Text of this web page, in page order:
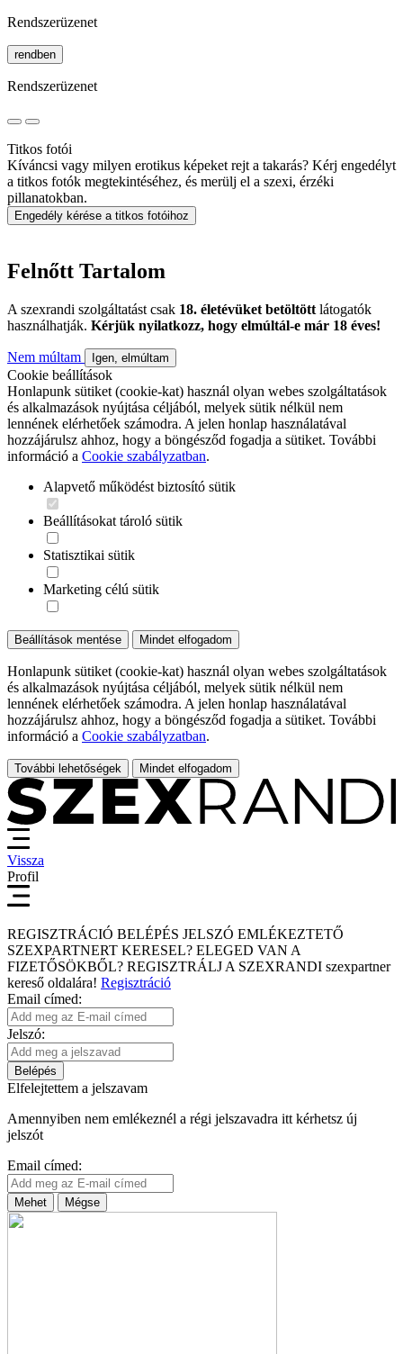
Rendszerüzenet
rendben
Rendszerüzenet
Titkos fotói
Kíváncsi vagy milyen erotikus képeket rejt a takarás? Kérj engedélyt
a titkos fotók megtekintéséhez, és merülj el a szexi, érzéki
pillanatokban.
Engedély kérése a titkos fotóihoz
Felnőtt Tartalom
A szexrandi szolgáltatást csak 18. életévüket betöltött látogatók
használhatják. Kérjük nyilatkozz, hogy elmúltál-e már 18 éves!
Nem múltam Igen, elmúltam
Cookie beállítások
Honlapunk sütiket (cookie-kat) használ olyan webes szolgáltatások
és alkalmazások nyújtása céljából, melyek sütik nélkül nem
lennének elérhetőek számodra. A jelen honlap használatával
hozzájárulsz ahhoz, hogy a böngésződ fogadja a sütiket. További
információ a Cookie szabályzatban.
Alapvető működést biztosító sütik
Beállításokat tároló sütik
Statisztikai sütik
Marketing célú sütik
Beállítások mentése Mindet elfogadom
Honlapunk sütiket (cookie-kat) használ olyan webes szolgáltatások
és alkalmazások nyújtása céljából, melyek sütik nélkül nem
lennének elérhetőek számodra. A jelen honlap használatával
hozzájárulsz ahhoz, hogy a böngésződ fogadja a sütiket. További
információ a Cookie szabályzatban.
További lehetőségek Mindet elfogadom
Vissza
Profil
REGISZTRÁCIÓ BELÉPÉS JELSZÓ EMLÉKEZTETŐ
SZEXPARTNERT KERESEL? ELEGED VAN A
FIZETŐSÖKBŐL? REGISZTRÁLJ A SZEXRANDI szexpartner
kereső oldalára! Regisztráció
Email címed:
Jelszó:
Belépés
Elfelejtettem a jelszavam
Amennyiben nem emlékeznél a régi jelszavadra itt kérhetsz új
jelszót
Email címed:
Mehet Mégse